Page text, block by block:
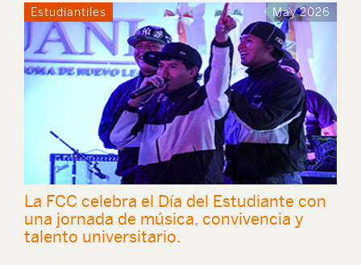
Estudiantiles May 2026
La FCC celebra el Día del Estudiante con
una jornada de música, convivencia y
talento universitario.